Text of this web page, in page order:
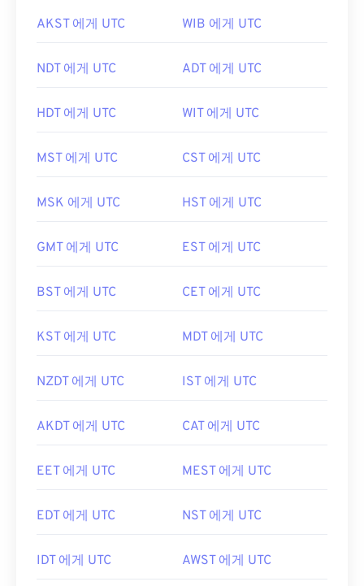
AKST 에게 UTC WIB 에게 UTC
NDT 에게 UTC ADT 에게 UTC
HDT 에게 UTC WIT 에게 UTC
MST 에게 UTC CST 에게 UTC
MSK 에게 UTC HST 에게 UTC
GMT 에게 UTC EST 에게 UTC
BST 에게 UTC CET 에게 UTC
KST 에게 UTC MDT 에게 UTC
NZDT 에게 UTC IST 에게 UTC
AKDT 에게 UTC CAT 에게 UTC
EET 에게 UTC MEST 에게 UTC
EDT 에게 UTC NST 에게 UTC
IDT 에게 UTC AWST 에게 UTC